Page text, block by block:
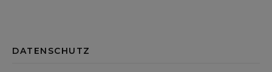
DATENSCHUTZ